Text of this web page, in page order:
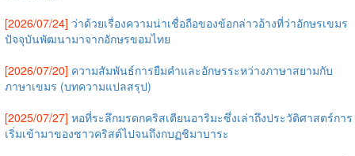
[2026/07/24] ว่าด้วยเรื่องความน่าเชื่อถือของข้อกล่าวอ้างที่ว่าอักษรเขมร
ปัจจุบันพัฒนามาจากอักษรขอมไทย
[2026/07/20] ความสัมพันธ์การยืมคำและอักษรระหว่างภาษาสยามกับ
ภาษาเขมร (บทความแปลสรุป)
[2025/07/27] หอที่ระลึกมรดกคริสเตียนอาริมะซึ่งเล่าถึงประวัติศาสตร์การ
เริ่มเข้ามาของชาวคริสต์ไปจนถึงกบฏชิมาบาระ